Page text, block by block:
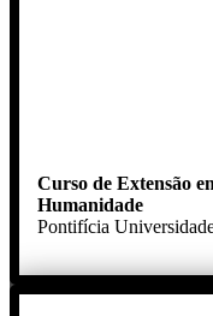
Curso de Extensão
Humanidade
Pontifícia